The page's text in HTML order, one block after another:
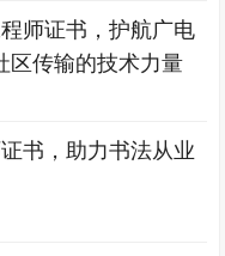
师证书，护航广电
区传输的技术力量
书，助力书法从业